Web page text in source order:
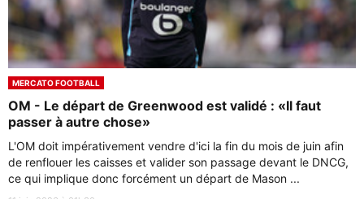
MERCATO FOOTBALL
OM - Le départ de Greenwood est validé : «Il faut
passer à autre chose»
L'OM doit impérativement vendre d'ici la fin du mois de juin afin
de renflouer les caisses et valider son passage devant le DNCG,
ce qui implique donc forcément un départ de Mason ...